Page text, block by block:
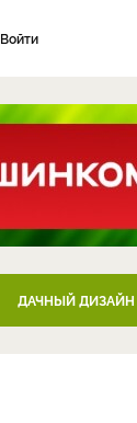
Войти
ДАЧНЫЙ ДИЗАЙН